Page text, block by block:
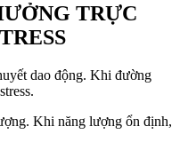
TRỰC
dao động. Khi đường
Khi năng lượng ổn định,